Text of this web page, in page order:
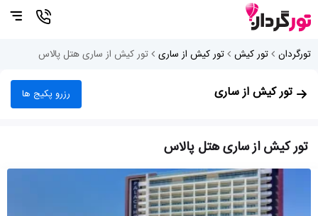
تورگردان تور کیش تور کیش از ساری تور کیش از ساری هتل پالاس
تور کیش از ساری رزرو پکیج ها
تور کیش از ساری هتل پالاس